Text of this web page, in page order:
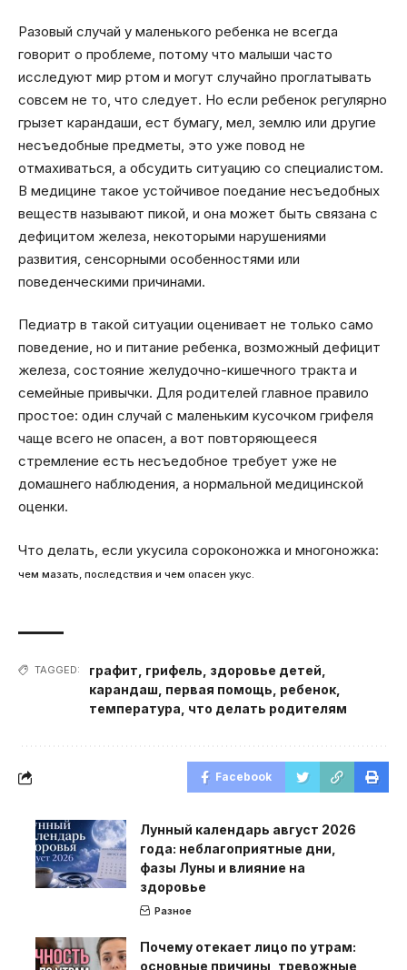
Разовый случай у маленького ребенка не всегда
говорит о проблеме, потому что малыши часто
исследуют мир ртом и могут случайно проглатывать
совсем не то, что следует. Но если ребенок регулярно
грызет карандаши, ест бумагу, мел, землю или другие
несъедобные предметы, это уже повод не
отмахиваться, а обсудить ситуацию со специалистом.
В медицине такое устойчивое поедание несъедобных
веществ называют пикой, и она может быть связана с
дефицитом железа, некоторыми нарушениями
развития, сенсорными особенностями или
поведенческими причинами.
Педиатр в такой ситуации оценивает не только само
поведение, но и питание ребенка, возможный дефицит
железа, состояние желудочно-кишечного тракта и
семейные привычки. Для родителей главное правило
простое: один случай с маленьким кусочком грифеля
чаще всего не опасен, а вот повторяющееся
стремление есть несъедобное требует уже не
домашнего наблюдения, а нормальной медицинской
оценки.
Что делать, если укусила сороконожка и многоножка:
чем мазать, последствия и чем опасен укус.
TAGGED: графит грифель здоровье детей
карандаш первая помощь ребенок
температура что делать родителям
Facebook
Лунный календарь август 2026
года: неблагоприятные дни,
фазы Луны и влияние на
здоровье
Разное
Почему отекает лицо по утрам:
основные причины, тревожные